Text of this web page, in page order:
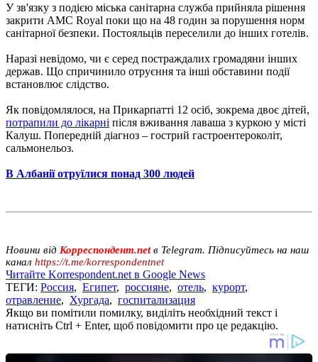
У зв'язку з подією міська санітарна служба прийняла рішення
закрити AMC Royal поки що на 48 годин за порушення норм
санітарної безпеки. Постояльців переселили до інших готелів.
Наразі невідомо, чи є серед постраждалих громадяни інших
держав. Що спричинило отруєння та інші обставини події
встановлює слідство.
Як повідомлялося, на Прикарпатті 12 осіб, зокрема двоє дітей,
потрапили до лікарні після вживання лаваша з куркою у місті
Калуш. Попередній діагноз – гострий гастроентероколіт,
сальмонельоз.
В Албанії отруїлися понад 300 людей
Новини від Корреспондент.net в Telegram. Підписуйтесь на наш
канал https://t.me/korrespondentnet
Читайте Korrespondent.net в Google News
ТЕГИ: Россия, Египет, россияне, отель, курорт,
отравление, Хургада, госпитализация
Якщо ви помітили помилку, виділіть необхідний текст і
натисніть Ctrl + Enter, щоб повідомити про це редакцію.